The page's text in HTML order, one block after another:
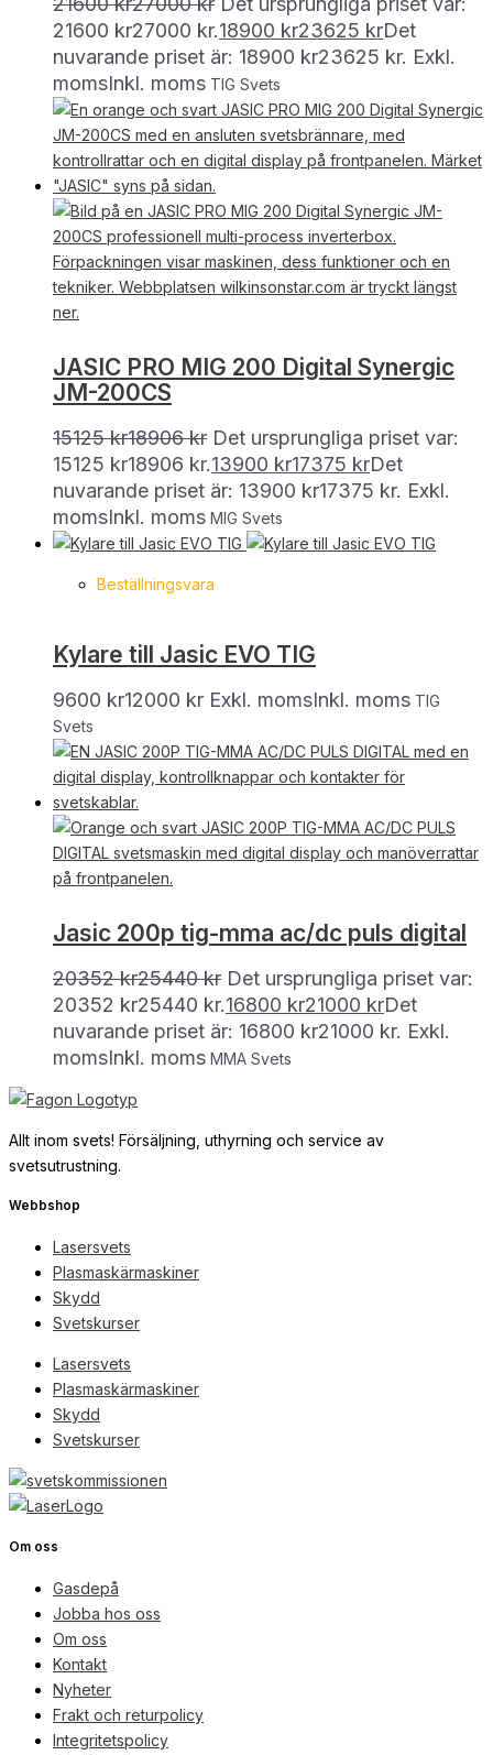
21600 kr27000 kr.18900 kr23625 krDet
nuvarande priset är: 18900 kr23625 kr. Exkl.
momsInkl. moms TIG Svets
JASIC PRO MIG 200 Digital Synergic
JM-200CS
15125kr18906kr Det ursprungliga priset var:
15125 kr18906 kr.13900 kr17375 krDet
nuvarande priset är: 13900 kr17375 kr. Exkl.
momsInkl. moms MIG Svets
Beställningsvara
Kylare till Jasic EVO TIG
9600 kr12000 kr Exkl. momsInkl. moms TIG
Svets
Jasic 200p tig-mma ac/dc puls digital
20352kr25440kr Det ursprungliga priset var:
20352 kr25440 kr.16800 kr21000 krDet
nuvarande priset är: 16800 kr21000 kr. Exkl.
momsInkl. moms MMA Svets
Allt inom svets! Försäljning, uthyrning och service av
svetsutrustning.
Webbshop
Lasersvets
Plasmaskärmaskiner
Skydd
Svetskurser
Lasersvets
Plasmaskärmaskiner
Skydd
Svetskurser
Om oss
Gasdepå
Jobba hos oss
Om oss
Kontakt
Nyheter
Frakt och returpolicy
Integritetspolicy